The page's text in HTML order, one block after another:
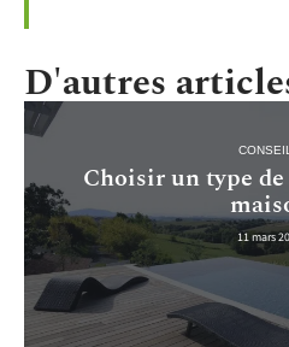
D'autres
Choisir un type
11 mars